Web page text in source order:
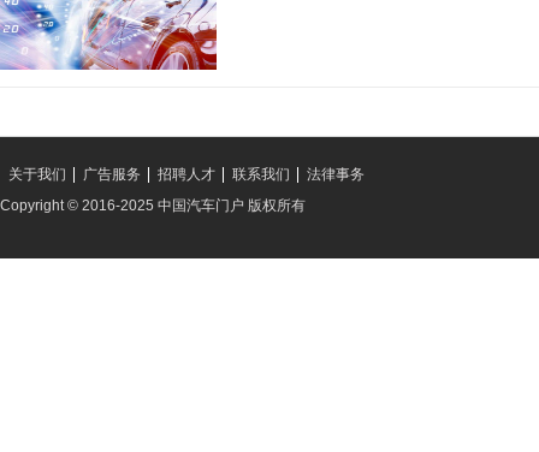
法律事务
联系我们
招聘人才
广告服务
关于我们
Copyright © 2016-2025 中国汽车门户 版权所有